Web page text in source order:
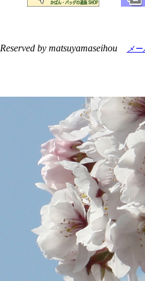
Reserved by matsuyamaseihou メ